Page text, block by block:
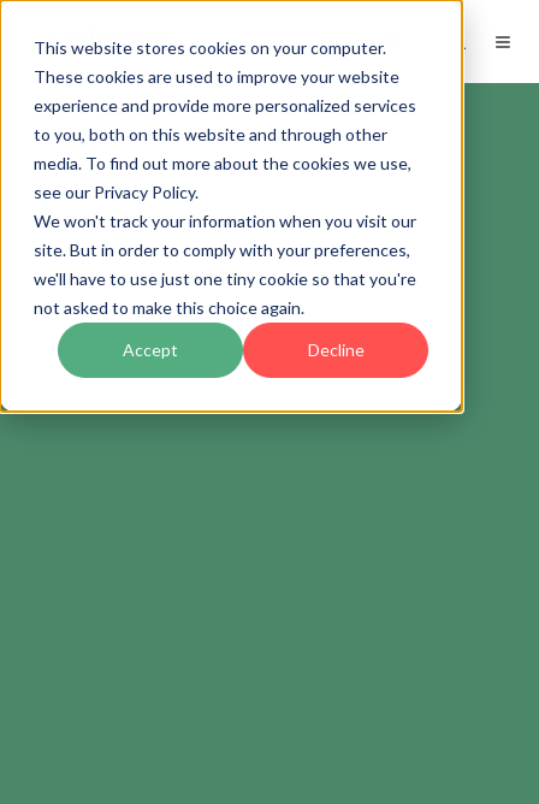
This website stores cookies on your computer.
These cookies are used to improve your website
experience and provide more personalized services
to you, both on this website and through other
media. To find out more about the cookies we use,
see our Privacy Policy.
We won't track your information when you visit our
site. But in order to comply with your preferences,
we'll have to use just one tiny cookie so that you're
not asked to make this choice again.
Accept Decline
ES